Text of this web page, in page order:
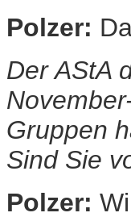
Polzer:
Der AStA
Gruppen
Sind Sie
Polzer: